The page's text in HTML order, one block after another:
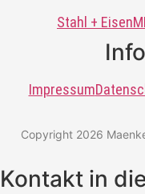
Stahl + Eisen
Impressum
Copyright 2026
Kontakt in